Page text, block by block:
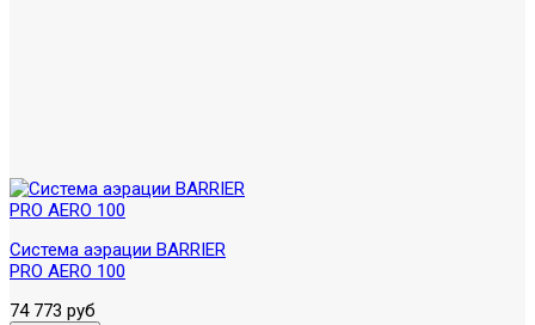
Система аэрации BARRIER
PRO AERO 100
74 773 руб